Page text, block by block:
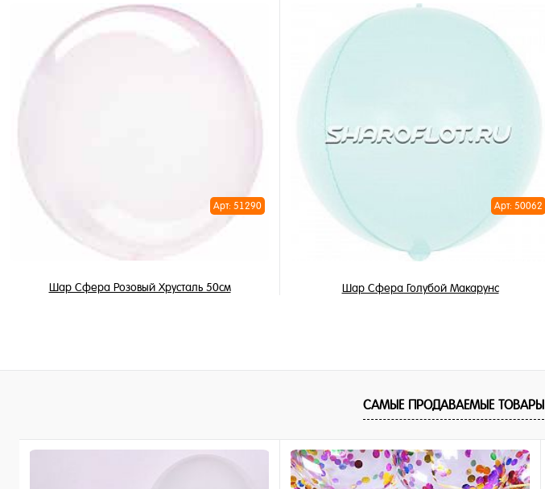
В избранное
Арт: 51290
Шар Сфера Розовый Хрусталь 50см
В избранное
Арт: 50062
Шар Сфера Голубой Макарунс
В избранное
В наличии
САМЫЕ ПРОДАВАЕМЫЕ ТОВАРЫ